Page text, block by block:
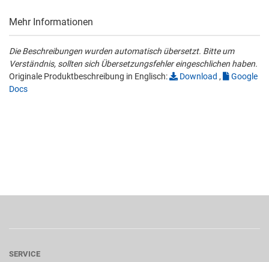
Mehr Informationen
Die Beschreibungen wurden automatisch übersetzt. Bitte um
Verständnis, sollten sich Übersetzungsfehler eingeschlichen haben.
Originale Produktbeschreibung in Englisch:
Download ,
Google
Docs
SERVICE